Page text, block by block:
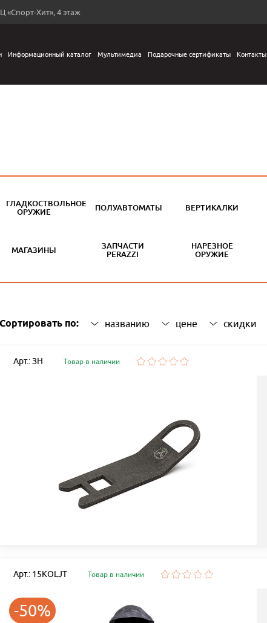
«Спорт-Хит», 4 этаж
Информационный каталог Мультимедиа Подарочные сертификаты Контакты
ГЛАДКОСТВОЛЬНОЕ
ОРУЖИЕ
ПОЛУАВТОМАТЫ ВЕРТИКАЛКИ
МАГАЗИНЫ
ЗАПЧАСТИ
PERAZZI
НАРЕЗНОЕ
ОРУЖИЕ
Сортировать по: названию цене скидки
Арт.: ЗН Товар в наличии
Арт.: 15KOLJT Товар в наличии
-50%